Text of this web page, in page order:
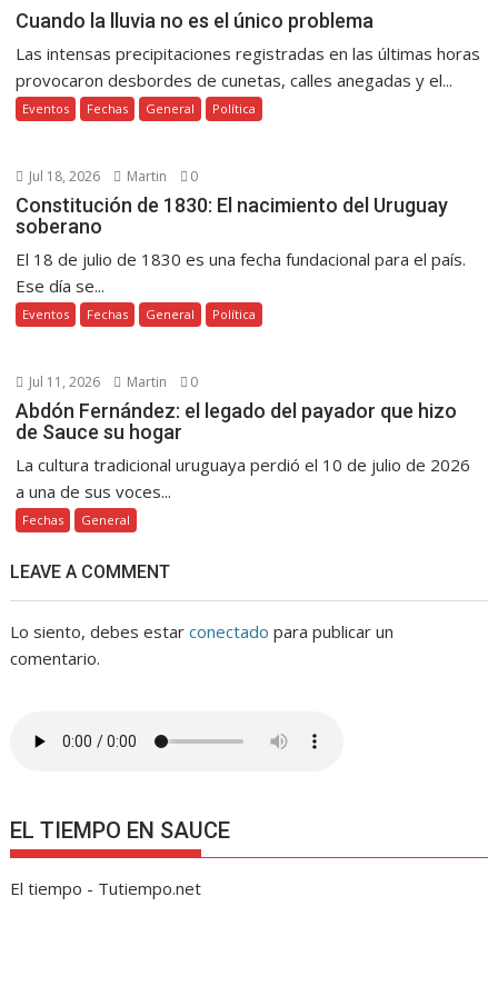
Cuando la lluvia no es el único problema
Las intensas precipitaciones registradas en las últimas horas
provocaron desbordes de cunetas, calles anegadas y el...
Eventos Fechas General Política
Jul 18, 2026 Martin 0
Constitución de 1830: El nacimiento del Uruguay
soberano
El 18 de julio de 1830 es una fecha fundacional para el país.
Ese día se...
Eventos Fechas General Política
Jul 11, 2026 Martin 0
Abdón Fernández: el legado del payador que hizo
de Sauce su hogar
La cultura tradicional uruguaya perdió el 10 de julio de 2026
a una de sus voces...
Fechas General
LEAVE A COMMENT
Lo siento, debes estarconectado para publicar un
comentario.
EL TIEMPO EN SAUCE
El tiempo - Tutiempo.net